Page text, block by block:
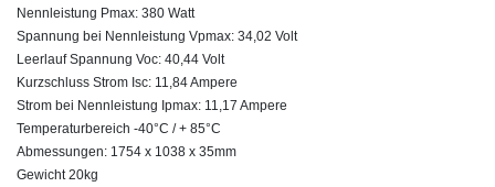
Nennleistung Pmax: 380 Watt
Spannung bei Nennleistung Vpmax: 34,02 Volt
Leerlauf Spannung Voc: 40,44 Volt
Kurzschluss Strom Isc: 11,84 Ampere
Strom bei Nennleistung Ipmax: 11,17 Ampere
Temperaturbereich -40°C / + 85°C
Abmessungen: 1754 x 1038 x 35mm
Gewicht 20kg